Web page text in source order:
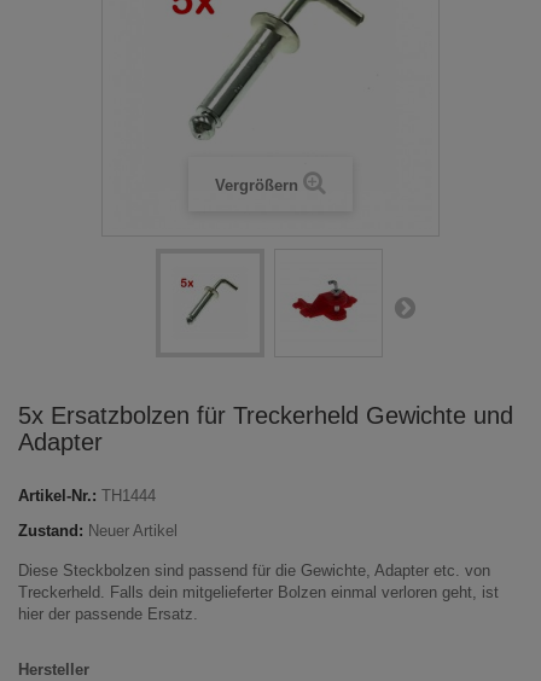
Vergrößern
5x Ersatzbolzen für Treckerheld Gewichte und
Adapter
Artikel-Nr.: TH1444
Zustand: Neuer Artikel
Diese Steckbolzen sind passend für die Gewichte, Adapter etc. von
Treckerheld. Falls dein mitgelieferter Bolzen einmal verloren geht, ist
hier der passende Ersatz.
Hersteller